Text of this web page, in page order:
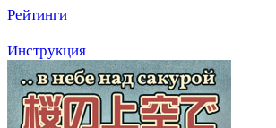
Рейтинги
Инструкция